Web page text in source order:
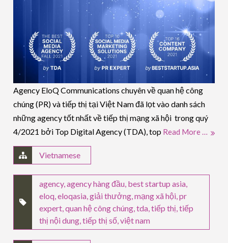
Agency EloQ Communications chuyên về quan hệ công
chúng (PR) và tiếp thị tại Việt Nam đã lọt vào danh sách
những agency tốt nhất về tiếp thị mạng xã hội trong quý
4/2021 bởi Top Digital Agency (TDA), top Read More …
Vietnamese
agency,agency hàng đầu best startup asia
eloq ,eloqasia ,giải thưởng ,mạng xã hội ,pr
expert ,quan hệ công chúng ,tda ,tiếp thị ,tiếp
thị nội dung ,tiếp thị số ,việt nam